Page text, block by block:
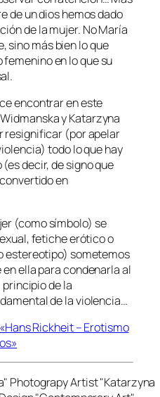
de un dios hemos dado
de la mujer. No María
sino más bien lo que
en lo que su
encontrar en este
y Katarzyna
resignificar (por apelar
todo lo que hay
decir, de signo que
en
(como símbolo) se
fetiche erótico o
estereotipo) sometemos
ella para condenarla al
de la
de la violencia…
«Hans Rickheit – Erotismo